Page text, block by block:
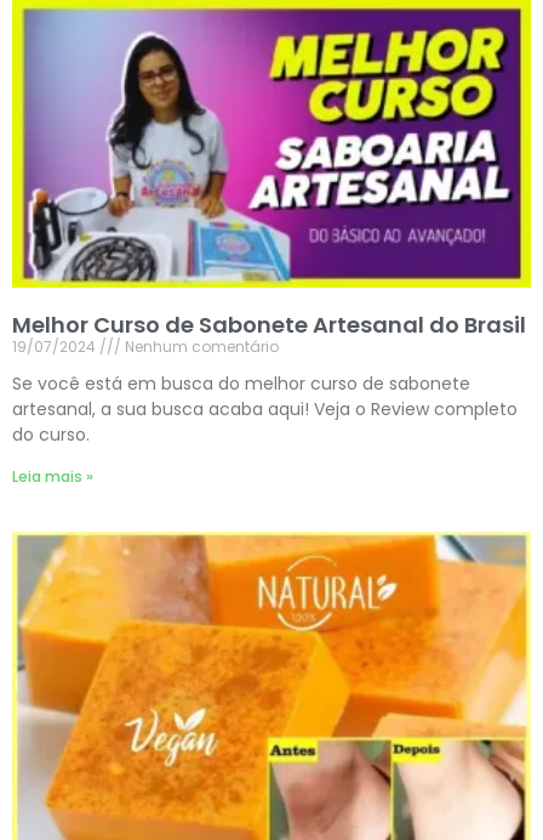
Melhor Curso de Sabonete Artesanal do Brasil
19/07/2024 Nenhum comentário
Se você está em busca do melhor curso de sabonete
artesanal, a sua busca acaba aqui! Veja o Review completo
do curso.
Leia mais »